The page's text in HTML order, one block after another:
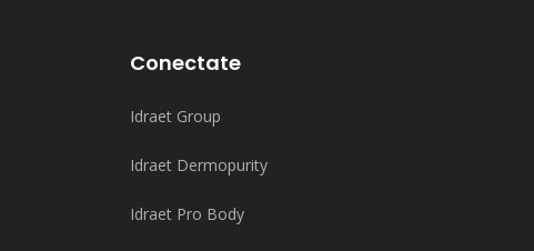
Conectate
Idraet Group
Idraet Dermopurity
Idraet Pro Body